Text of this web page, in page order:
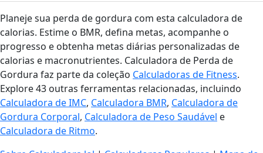
Planeje sua perda de gordura com esta calculadora de
calorias. Estime o BMR, defina metas, acompanhe o
progresso e obtenha metas diárias personalizadas de
calorias e macronutrientes. Calculadora de Perda de
Gordura faz parte da coleção Calculadoras de Fitness.
Explore 43 outras ferramentas relacionadas, incluindo
Calculadora de IMC, Calculadora BMR, Calculadora de
Gordura Corporal, Calculadora de Peso Saudável e
Calculadora de Ritmo.